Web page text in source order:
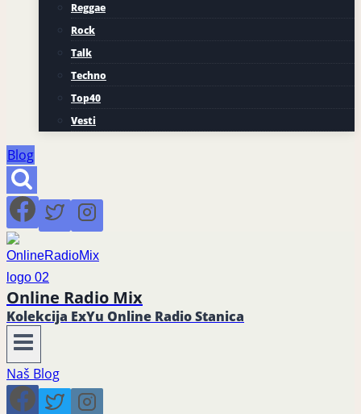
Reggae
Rock
Talk
Techno
Top40
Vesti
Blog
Online Radio Mix
Kolekcija ExYu Online Radio Stanica
Naš Blog